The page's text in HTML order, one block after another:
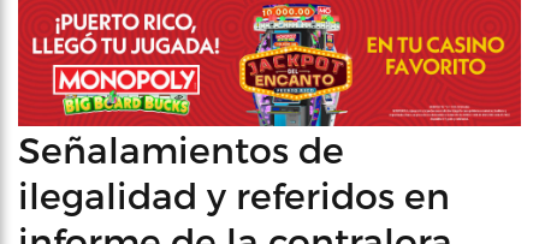
Señalamientos de
ilegalidad y referidos en